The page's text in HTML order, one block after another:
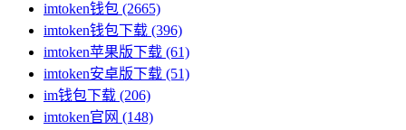
imtoken钱包 (2665)
imtoken钱包下载 (396)
imtoken苹果版下载 (61)
imtoken安卓版下载 (51)
im钱包下载 (206)
imtoken官网 (148)